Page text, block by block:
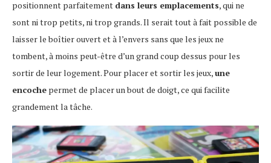
positionnent parfaitement dans leurs emplacements, qui ne
sont ni trop petits, ni trop grands. Il serait tout à fait possible de
laisser le boîtier ouvert et à l’envers sans que les jeux ne
tombent, à moins peut-être d’un grand coup dessus pour les
sortir de leur logement. Pour placer et sortir les jeux,une
encoche permet de placer un bout de doigt, ce qui facilite
grandement la tâche.